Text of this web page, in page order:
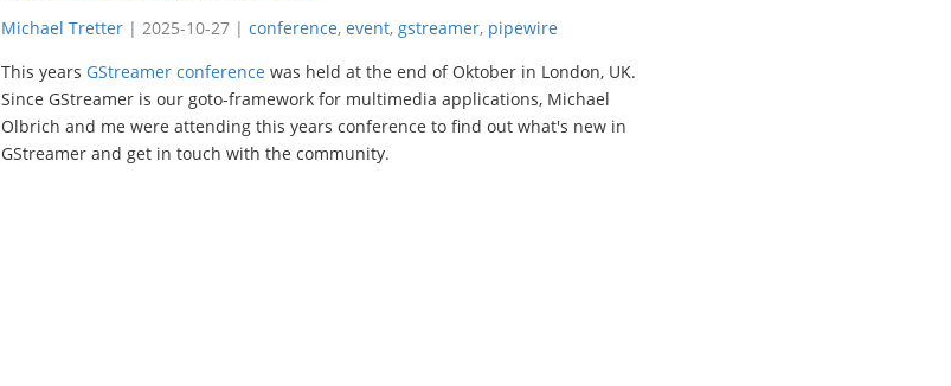
Michael Tretter| 2025-10-27| conference, event, gstreamer, pipewire
This years GStreamer conference was held at the end of Oktober in London, UK.
Since GStreamer is our goto-framework for multimedia applications, Michael
Olbrich and me were attending this years conference to find out what's new in
GStreamer and get in touch with the community.